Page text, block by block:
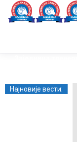
Најновије вести: